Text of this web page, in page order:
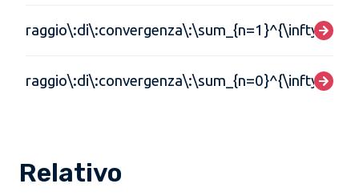
raggio\:di\:convergenza\:\sum_{n=0}^{\infty}x^{n}
Relativo